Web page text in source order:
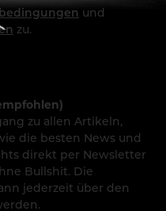
und
zu.
zu allen Artikeln,
die besten News und
direkt per Newsletter
Bullshit. Die
jederzeit über den